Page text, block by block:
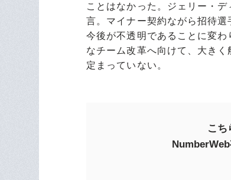
ことはなかった。ジェリー・
言。マイナー契約ながら招待
今後が不透明であることに変
なチーム改革へ向けて、大き
定まっていない。
こち
NumberWeb